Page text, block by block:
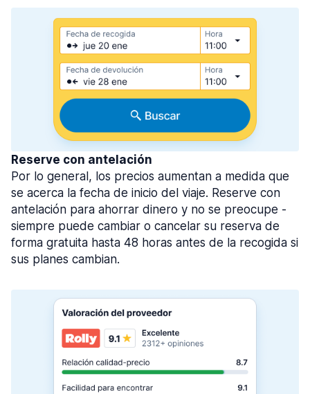
Reserve con antelación
Por lo general, los precios aumentan a medida que
se acerca la fecha de inicio del viaje. Reserve con
antelación para ahorrar dinero y no se preocupe -
siempre puede cambiar o cancelar su reserva de
forma gratuita hasta 48 horas antes de la recogida si
sus planes cambian.